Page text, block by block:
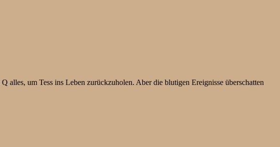
um Tess ins Leben zurückzuholen. Aber die blutigen Ereignisse überschatten